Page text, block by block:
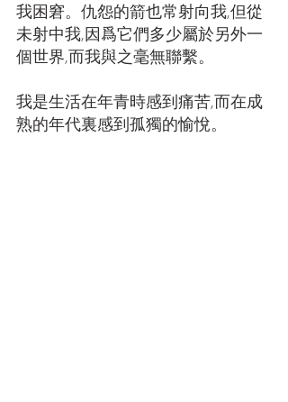
我困窘。仇怨的箭也常射向我,但從
未射中我,因爲它們多少屬於另外一
個世界,而我與之毫無聯繫。
我是生活在年青時感到痛苦,而在成
熟的年代裏感到孤獨的愉悅。